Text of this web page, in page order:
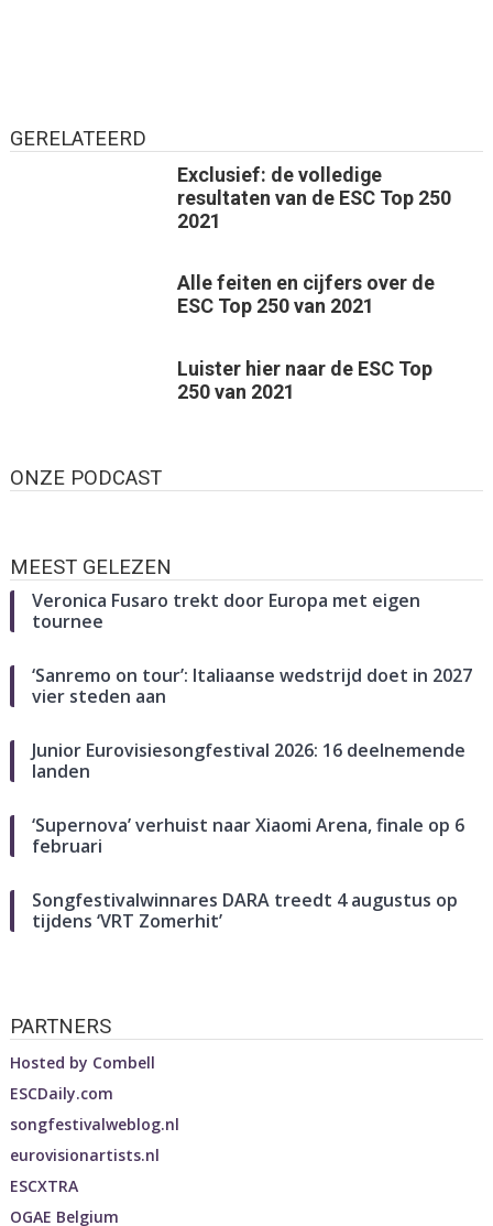
GERELATEERD
Exclusief: de volledige
resultaten van de ESC Top 250
2021
Alle feiten en cijfers over de
ESC Top 250 van 2021
Luister hier naar de ESC Top
250 van 2021
ONZE PODCAST
MEEST GELEZEN
Veronica Fusaro trekt door Europa met eigen
tournee
‘Sanremo on tour’: Italiaanse wedstrijd doet in 2027
vier steden aan
Junior Eurovisiesongfestival 2026: 16 deelnemende
landen
‘Supernova’ verhuist naar Xiaomi Arena, finale op 6
februari
Songfestivalwinnares DARA treedt 4 augustus op
tijdens ‘VRT Zomerhit’
PARTNERS
Hosted by Combell
ESCDaily.com
songfestivalweblog.nl
eurovisionartists.nl
ESCXTRA
OGAE Belgium